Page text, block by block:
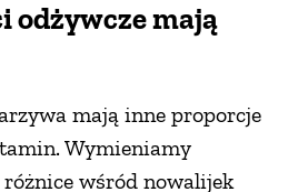
odżywcze mają
mają inne proporcje
Wymieniamy
wśród nowalijek